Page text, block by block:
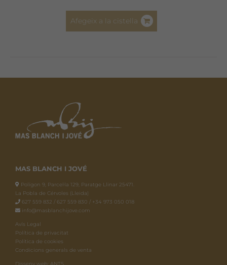
Afegeix a la cistella
MAS BLANCH I JOVÉ
Polígon 9, Parcel·la 129, Paratge Llinar 25471.
La Pobla de Cérvoles (Lleida)
627 559 832 / 627 559 830 / +34 973 050 018
info@masblanchijove.com
Avís Legal
Política de privacitat
Política de cookies
Condicions generals de venta